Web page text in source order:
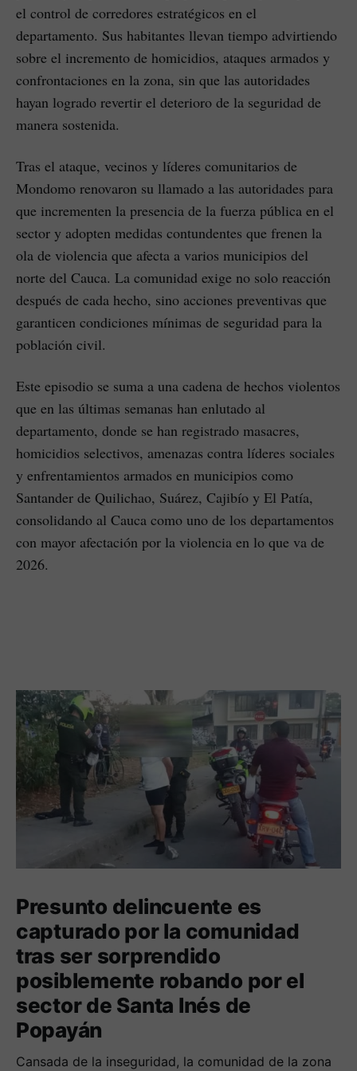
el control de corredores estratégicos en el
departamento. Sus habitantes llevan tiempo advirtiendo
sobre el incremento de homicidios, ataques armados y
confrontaciones en la zona, sin que las autoridades
hayan logrado revertir el deterioro de la seguridad de
manera sostenida.
Tras el ataque, vecinos y líderes comunitarios de
Mondomo renovaron su llamado a las autoridades para
que incrementen la presencia de la fuerza pública en el
sector y adopten medidas contundentes que frenen la
ola de violencia que afecta a varios municipios del
norte del Cauca. La comunidad exige no solo reacción
después de cada hecho, sino acciones preventivas que
garanticen condiciones mínimas de seguridad para la
población civil.
Este episodio se suma a una cadena de hechos violentos
que en las últimas semanas han enlutado al
departamento, donde se han registrado masacres,
homicidios selectivos, amenazas contra líderes sociales
y enfrentamientos armados en municipios como
Santander de Quilichao, Suárez, Cajibío y El Patía,
consolidando al Cauca como uno de los departamentos
con mayor afectación por la violencia en lo que va de
2026.
Presunto delincuente es
capturado por la comunidad
tras ser sorprendido
posiblemente robando por el
sector de Santa Inés de
Popayán
Cansada de la inseguridad, la comunidad de la zona